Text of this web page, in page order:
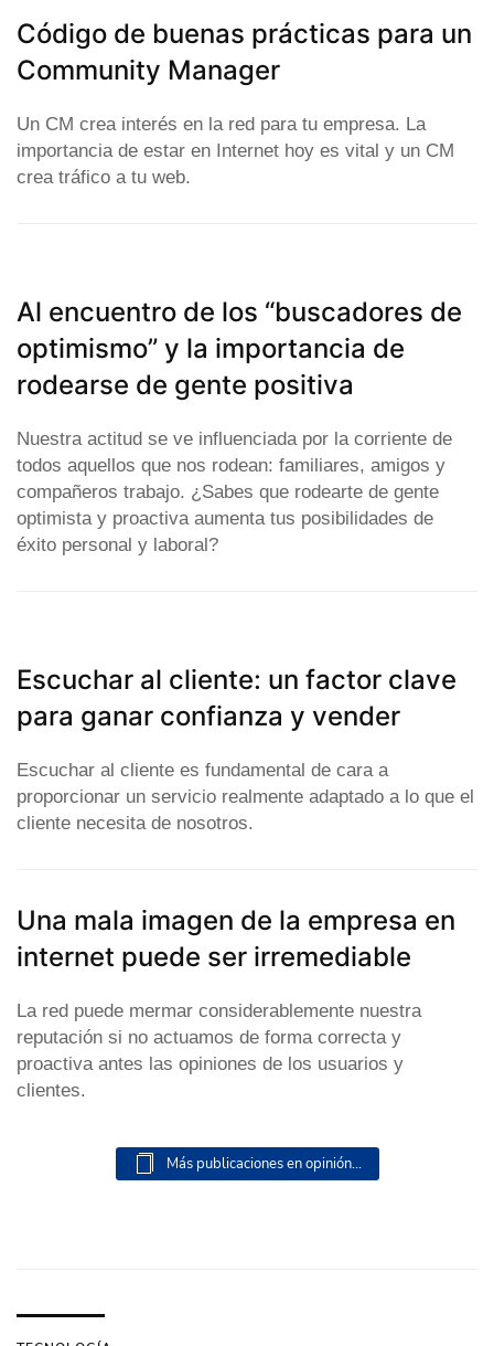
Código de buenas prácticas para un
Community Manager
Un CM crea interés en la red para tu empresa. La
importancia de estar en Internet hoy es vital y un CM
crea tráfico a tu web.
Al encuentro de los “buscadores de
optimismo” y la importancia de
rodearse de gente positiva
Nuestra actitud se ve influenciada por la corriente de
todos aquellos que nos rodean: familiares, amigos y
compañeros trabajo. ¿Sabes que rodearte de gente
optimista y proactiva aumenta tus posibilidades de
éxito personal y laboral?
Escuchar al cliente: un factor clave
para ganar confianza y vender
Escuchar al cliente es fundamental de cara a
proporcionar un servicio realmente adaptado a lo que el
cliente necesita de nosotros.
Una mala imagen de la empresa en
internet puede ser irremediable
La red puede mermar considerablemente nuestra
reputación si no actuamos de forma correcta y
proactiva antes las opiniones de los usuarios y
clientes.
Más publicaciones en opinión...